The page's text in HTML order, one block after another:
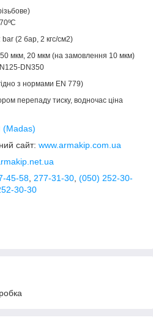
(2 бар, 2 кгс/см2)
мкм, 20 мкм (на замовлення 10 мкм)
DN350
з нормами EN 779)
перепаду тиску, водночас ціна
(Madas)
сайт: www.armakip.com.ua
45-58, 277-31-30, (050) 252-30-
30-30